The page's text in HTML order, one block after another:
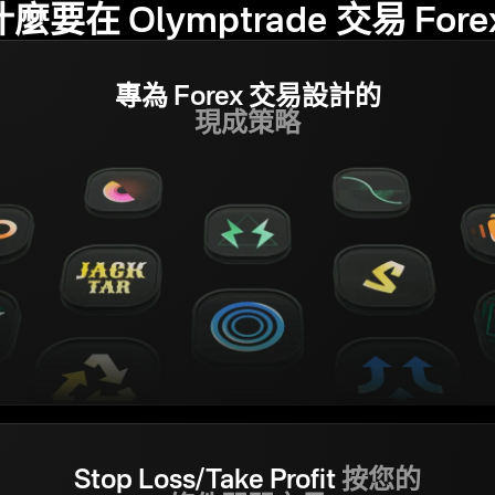
麼要在 Olymptrade 交易
專為 Forex 交易設計的
現成策略
Stop Loss/Take Profit 按您的